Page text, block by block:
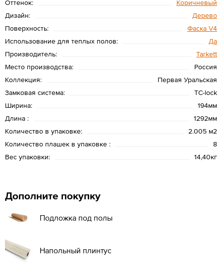
Оттенок:
Коричневый
Дизайн:
Дерево
Поверхность:
Фаска V4
Использование для теплых полов:
Да
Производитель:
Tarkett
Место производства:
Россия
Коллекция:
Первая Уральская
Замковая система:
TC-lock
Ширина:
194мм
Длина :
1292мм
Количество в упаковке:
2.005 м2
Количество плашек в упаковке :
8
Вес упаковки:
14,40кг
Дополните покупку
Подложка под полы
Напольный плинтус